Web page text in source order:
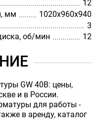
12
мм
1020х960х940
3
об/мин
12
GW 40B: цены,
и в России.
для работы -
в аренду, каталог